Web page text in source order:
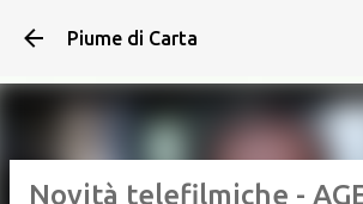
Passa ai contenuti
Piume di Carta
Novità telefilmiche -